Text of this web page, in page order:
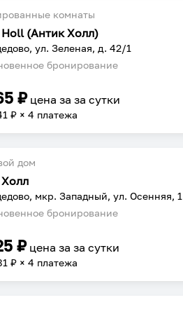
комнаты
(Антик Холл)
ул. Зеленая, д. 42/1
бронирование
₽ цена заза сутки
₽ × 4 платежа
дом
мкр. Западный, ул. Осенняя, 1
бронирование
₽ цена заза сутки
₽ × 4 платежа